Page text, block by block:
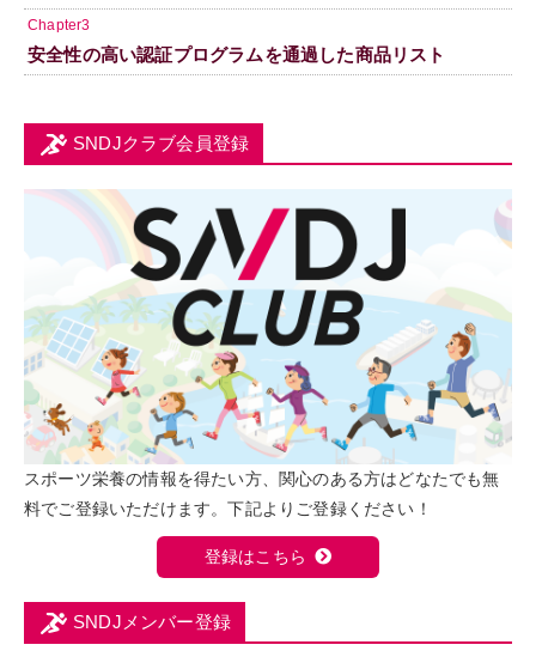
Chapter3
安全性の高い認証プログラムを通過した商品リスト
SNDJクラブ会員登録
スポーツ栄養の情報を得たい方、関心のある方はどなたでも無
料でご登録いただけます。下記よりご登録ください！
登録はこちら
SNDJメンバー登録